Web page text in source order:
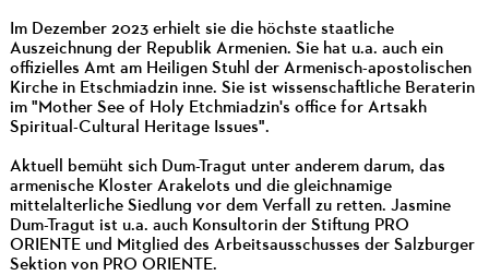
Im Dezember 2023 erhielt sie die höchste staatliche
Auszeichnung der Republik Armenien. Sie hat u.a. auch ein
offizielles Amt am Heiligen Stuhl der Armenisch-apostolischen
Kirche in Etschmiadzin inne. Sie ist wissenschaftliche Beraterin
im "Mother See of Holy Etchmiadzin's office for Artsakh
Spiritual-Cultural Heritage Issues".
Aktuell bemüht sich Dum-Tragut unter anderem darum, das
armenische Kloster Arakelots und die gleichnamige
mittelalterliche Siedlung vor dem Verfall zu retten. Jasmine
Dum-Tragut ist u.a. auch Konsultorin der Stiftung PRO
ORIENTE und Mitglied des Arbeitsausschusses der Salzburger
Sektion von PRO ORIENTE.